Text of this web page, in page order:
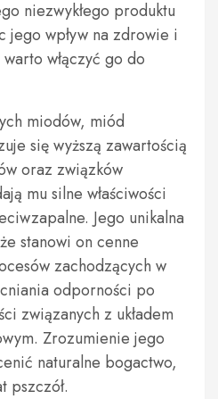
niezwykłego produktu
jego wpływ na zdrowie i
włączyć go do
miodów, miód
się wyższą zawartością
oraz związków
mu silne właściwości
Jego unikalna
stanowi on cenne
zachodzących w
odporności po
związanych z układem
Zrozumienie jego
naturalne bogactwo,
pszczół.